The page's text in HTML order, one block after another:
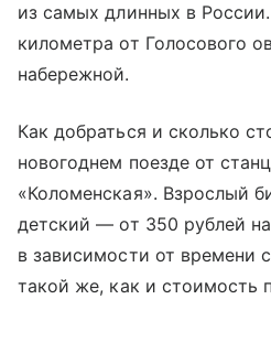
из самых длинных в
километра от Голосового
набережной.
Как добраться и сколько
новогоднем поезде от
«Коломенская». Взрослый
детский — от 350 рублей
в зависимости от времени
такой же, как и стоимость